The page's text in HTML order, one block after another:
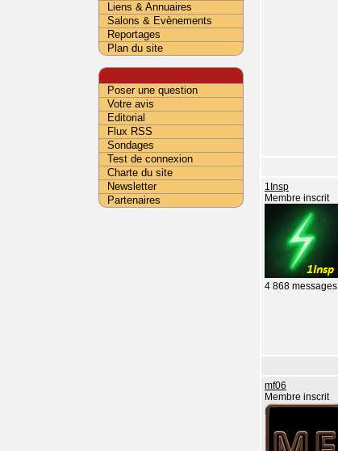
1Insp
Membre inscrit
4 868 messages
mf06
Membre inscrit
Liens & Annuaires
Salons & Evènements
Reportages
Plan du site
Poser une question
Votre avis
Editorial
Flux RSS
Sondages
Test de connexion
Charte du site
Newsletter
Partenaires